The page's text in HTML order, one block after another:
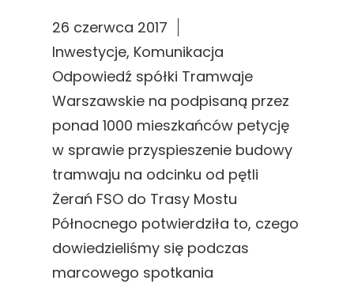
26 czerwca 2017
Inwestycje, Komunikacja
Odpowiedź spółki Tramwaje
Warszawskie na podpisaną przez
ponad 1000 mieszkańców petycję
w sprawie przyspieszenie budowy
tramwaju na odcinku od pętli
Żerań FSO do Trasy Mostu
Północnego potwierdziła to, czego
dowiedzieliśmy się podczas
marcowego spotkania